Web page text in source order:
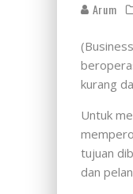
Arum
kurang
Untuk
tujuan
dan